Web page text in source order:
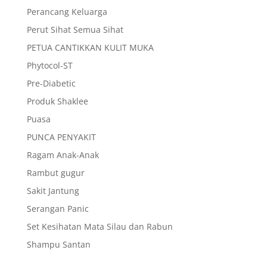
Perancang Keluarga
Perut Sihat Semua Sihat
PETUA CANTIKKAN KULIT MUKA
Phytocol-ST
Pre-Diabetic
Produk Shaklee
Puasa
PUNCA PENYAKIT
Ragam Anak-Anak
Rambut gugur
Sakit Jantung
Serangan Panic
Set Kesihatan Mata Silau dan Rabun
Shampu Santan